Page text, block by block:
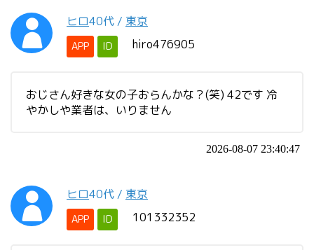
ヒロ40代 / 東京
APP ID hiro476905
おじさん好きな女の子おらんかな？(笑) 42です 冷
やかしや業者は、いりません
2026-08-07 23:40:47
ヒロ40代 / 東京
APP ID 101332352